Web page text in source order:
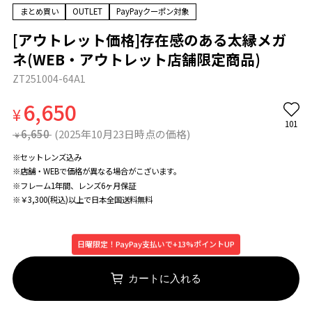
まとめ買い OUTLET PayPayクーポン対象
[アウトレット価格]存在感のある太縁メガ
ネ(WEB・アウトレット店舗限定商品)
ZT251004-64A1
¥6,650
¥ 6,650 (2025年10月23日時点の価格)
101
※セットレンズ込み
※店舗・WEBで価格が異なる場合がこざいます。
※フレーム1年間、レンズ6ヶ月保証
※￥3,300(税込)以上で日本全国送料無料
日曜限定！PayPay支払いで+13%ポイントUP
カートに入れる